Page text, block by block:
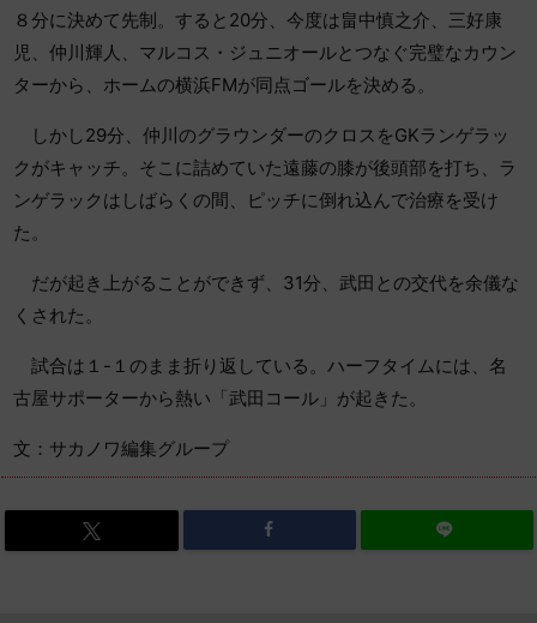
８分に決めて先制。すると20分、今度は畠中慎之介、三好康
児、仲川輝人、マルコス・ジュニオールとつなぐ完璧なカウン
ターから、ホームの横浜FMが同点ゴールを決める。
しかし29分、仲川のグラウンダーのクロスをGKランゲラッ
クがキャッチ。そこに詰めていた遠藤の膝が後頭部を打ち、ラ
ンゲラックはしばらくの間、ピッチに倒れ込んで治療を受け
た。
だが起き上がることができず、31分、武田との交代を余儀な
くされた。
試合は１-１のまま折り返している。ハーフタイムには、名
古屋サポーターから熱い「武田コール」が起きた。
文：サカノワ編集グループ